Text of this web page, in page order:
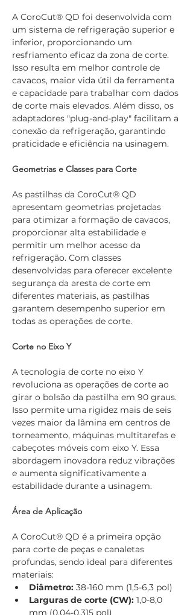
A CoroCut® QD foi desenvolvida com
um sistema de refrigeração superior e
inferior, proporcionando um
resfriamento eficaz da zona de corte.
Isso resulta em melhor controle de
cavacos, maior vida útil da ferramenta
e capacidade para trabalhar com dados
de corte mais elevados. Além disso, os
adaptadores "plug-and-play" facilitam a
conexão da refrigeração, garantindo
praticidade e eficiência na usinagem.
Geometrias e Classes para Corte
As pastilhas da CoroCut® QD
apresentam geometrias projetadas
para otimizar a formação de cavacos,
proporcionar alta estabilidade e
permitir um melhor acesso da
refrigeração. Com classes
desenvolvidas para oferecer excelente
segurança da aresta de corte em
diferentes materiais, as pastilhas
garantem desempenho superior em
todas as operações de corte.
Corte no Eixo Y
A tecnologia de corte no eixo Y
revoluciona as operações de corte ao
girar o bolsão da pastilha em 90 graus.
Isso permite uma rigidez mais de seis
vezes maior da lâmina em centros de
torneamento, máquinas multitarefas e
cabeçotes móveis com eixo Y. Essa
abordagem inovadora reduz vibrações
e aumenta significativamente a
estabilidade durante a usinagem.
Área de Aplicação
A CoroCut® QD é a primeira opção
para corte de peças e canaletas
profundas, sendo ideal para diferentes
materiais:
Diâmetro: 38-160 mm (1,5-6,3 pol)
Larguras de corte (CW): 1,0-8,0
mm (0,04-0,315 pol)